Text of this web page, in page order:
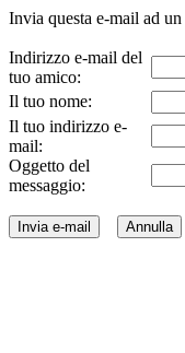
Invia questa e-mail ad
Indirizzo e-mail del
tuo amico:
Il tuo nome:
Il tuo indirizzo e-
mail:
Oggetto del
messaggio: